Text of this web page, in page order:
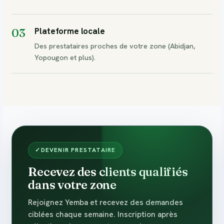
03 Plateforme locale
Des prestataires proches de votre zone (Abidjan,
Yopougon et plus).
DEVENIR PRESTATAIRE
Recevez des clients qualifiés
dans votre zone
Rejoignez Yemba et recevez des demandes
ciblées chaque semaine. Inscription après